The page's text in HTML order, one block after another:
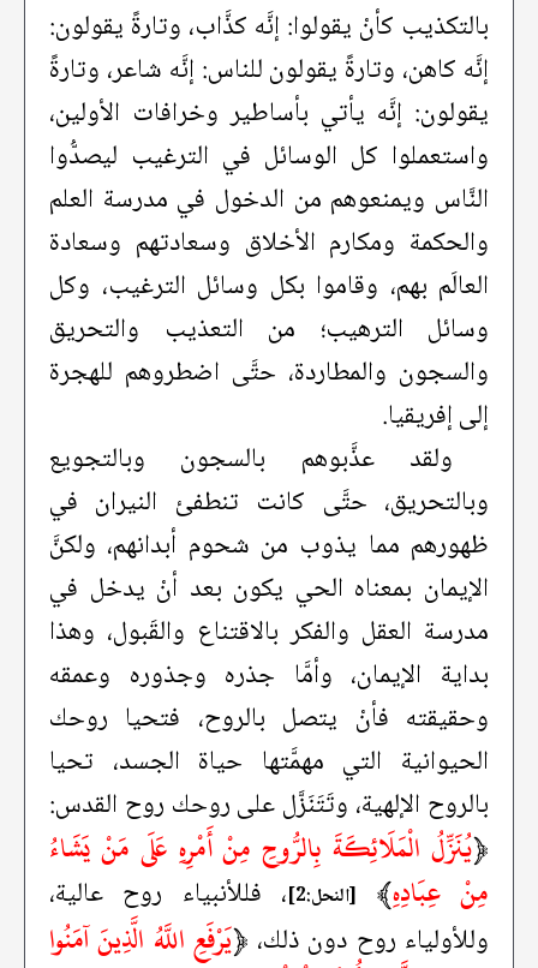
بالتكذيب كأنْ يقولوا: إنَّه كذَّاب، وتارةً يقولون:
إنَّه كاهن، وتارةً يقولون للناس: إنَّه شاعر، وتارةً
يقولون: إنَّه يأتي بأساطير وخرافات الأولين،
واستعملوا كل الوسائل في الترغيب ليصدُّوا
النَّاس ويمنعوهم من الدخول في مدرسة العلم
والحكمة ومكارم الأخلاق وسعادتهم وسعادة
العالَم بهم، وقاموا بكل وسائل الترغيب، وكل
وسائل الترهيب؛ من التعذيب والتحريق
والسجون والمطاردة، حتَّى اضطروهم للهجرة
إلى إفريقيا.
ولقد عذَّبوهم بالسجون وبالتجويع
وبالتحريق، حتَّى كانت تنطفئ النيران في
ظهورهم مما يذوب من شحوم أبدانهم، ولكنَّ
الإيمان بمعناه الحي يكون بعد أنْ يدخل في
مدرسة العقل والفكر بالاقتناع والقَبول، وهذا
بداية الإيمان، وأمَّا جذره وجذوره وعمقه
وحقيقته فأنْ يتصل بالروح، فتحيا روحك
الحيوانية التي مهمَّتها حياة الجسد، تحيا
بالروح الإلهية، وتَتَنَزَّل على روحك روح القدس:
﴿يُنَزِّلُ الْمَلَائِكَةَ بِالرُّوحِ مِنْ أَمْرِهِ عَلَى مَنْ يَشَاءُ
مِنْ عِبَادِهِ﴾ [النحل:2]
، فللأنبياء روح عالية،
وللأولياء روح دون ذلك، ﴿يَرْفَعِ اللَّهُ الَّذِينَ آمَنُوا